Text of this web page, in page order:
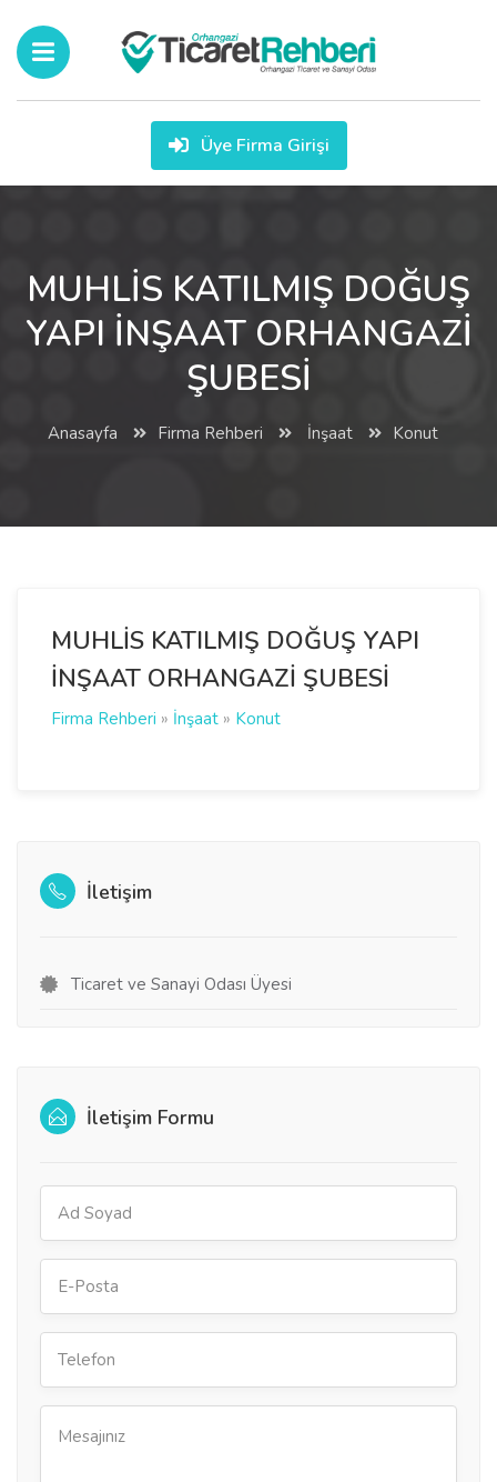
Üye Firma Girişi
MUHLİS KATILMIŞ DOĞUŞ
YAPI İNŞAAT ORHANGAZİ
ŞUBESİ
Anasayfa Firma Rehberi İnşaat Konut
MUHLİS KATILMIŞ DOĞUŞ YAPI
İNŞAAT ORHANGAZİ ŞUBESİ
Firma Rehberi » İnşaat » Konut
İletişim
Ticaret ve Sanayi Odası Üyesi
İletişim Formu